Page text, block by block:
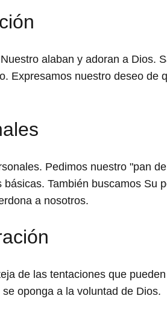
alaban y adoran a Dios.
Expresamos nuestro deseo de
Pedimos nuestro "pan
También buscamos Su
a nosotros.
de las tentaciones que
oponga a la voluntad de Dios.